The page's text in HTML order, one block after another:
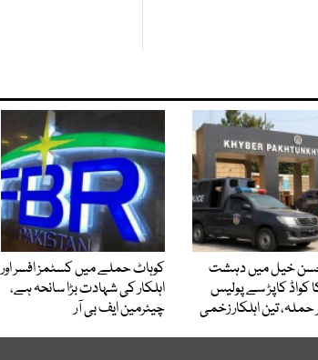
حسن خیل میں دہشت
کواڈ کاپڑ سے پولیس
تین اہلکار زخمی
کوہاٹ حملے میں کسٹمز افسر اور
اہلکار کی شہادت بڑا سانحہ ہے،
چیئرمین ایف بی آر